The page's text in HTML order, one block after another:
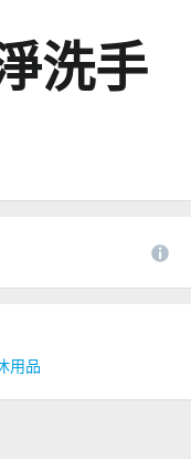
洗手
用品